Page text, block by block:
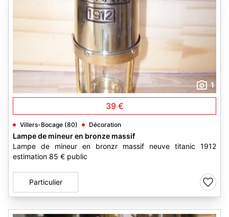
1
39 €
Villers-Bocage (80) Décoration
Lampe de mineur en bronze massif
Lampe de mineur en bronzr massif neuve titanic 1912
estimation 85 € public
Particulier